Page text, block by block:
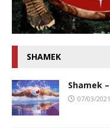
SHAMEK
Shamek
07/03/2021